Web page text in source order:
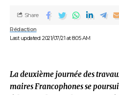
Last updated: 2021/07/21 at 8:05 AM
Rédaction
Share
La deuxième journée des
maires Francophones se